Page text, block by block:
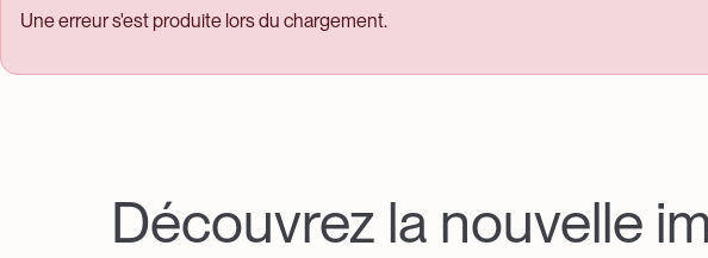
Une erreur s'est produite lors du chargement.
Découvrez la nouvelle